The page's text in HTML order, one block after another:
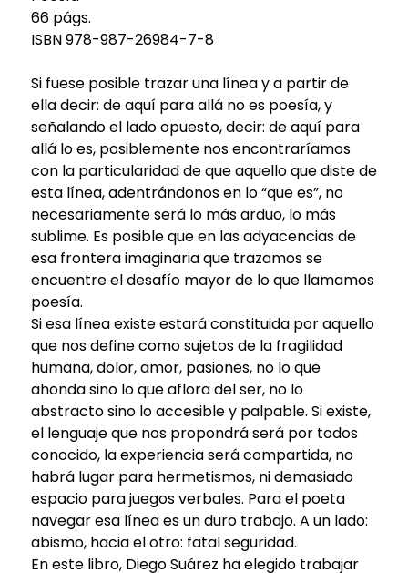
66 págs.
ISBN 978-987-26984-7-8
Si fuese posible trazar una línea y a partir de
ella decir: de aquí para allá no es poesía, y
señalando el lado opuesto, decir: de aquí para
allá lo es, posiblemente nos encontraríamos
con la particularidad de que aquello que diste de
esta línea, adentrándonos en lo “que es”, no
necesariamente será lo más arduo, lo más
sublime. Es posible que en las adyacencias de
esa frontera imaginaria que trazamos se
encuentre el desafío mayor de lo que llamamos
poesía.
Si esa línea existe estará constituida por aquello
que nos define como sujetos de la fragilidad
humana, dolor, amor, pasiones, no lo que
ahonda sino lo que aflora del ser, no lo
abstracto sino lo accesible y palpable. Si existe,
el lenguaje que nos propondrá será por todos
conocido, la experiencia será compartida, no
habrá lugar para hermetismos, ni demasiado
espacio para juegos verbales. Para el poeta
navegar esa línea es un duro trabajo. A un lado:
abismo, hacia el otro: fatal seguridad.
En este libro, Diego Suárez ha elegido trabajar